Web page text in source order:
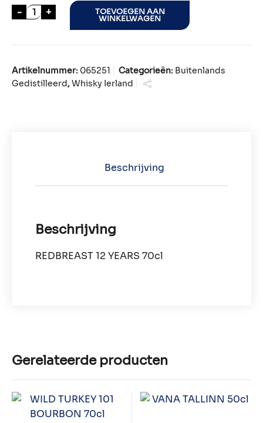
- REDBREAST 12 YEARS 70cl aantal
+ TOEVOEGEN AAN
WINKELWAGEN
Artikelnummer: 065251 Categorieën: Buitenlands
Gedistilleerd,Whisky Ierland
Beschrijving
Beschrijving
REDBREAST 12 YEARS 70cl
Gerelateerde producten